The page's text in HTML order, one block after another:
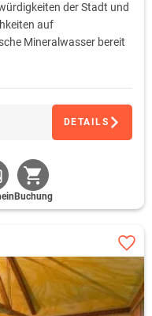
der Stadt und
auf
Mineralwasser bereit
dem Kopfkissen
DETAILS
Buchung